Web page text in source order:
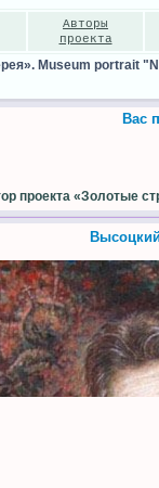
Авторы
проекта
Museum portrait
Вас
проекта «Золотые